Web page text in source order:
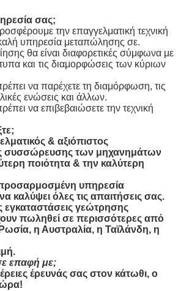
σας;
την επαγγελματική τεχνική
υπηρεσία μεταπώλησης σε.
θα είναι διαφορετικές σύμφωνα με
και τις διαμορφώσεις των κύριων
να παρέχετε τη διαμόρφωση, τις
ενώσεις και άλλων.
να επιβεβαιώσετε την τεχνική
& αξιόπιστος
συσσώρευσης των μηχανημάτων
ποιότητα & την καλύτερη
υπηρεσία
καλύψει όλες τις απαιτήσεις σας.
εγκαταστάσεις γεώτρησης
πωληθεί σε περισσότερες από
η Αυστραλία, η Ταϊλάνδη, η
επαφή με;
έρευνάς σας στον κάτωθι, ο
!